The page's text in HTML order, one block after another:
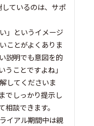
ているのは、サポ
」というイメージ
ことがよくありま
説明でも意図を的
ことですよね」
してくださいま
でしっかり提示し
談できます。
イアル期間中は親